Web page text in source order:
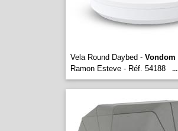
Vela Round Daybed - Vondom
Ramon Esteve - Réf. 54188
...